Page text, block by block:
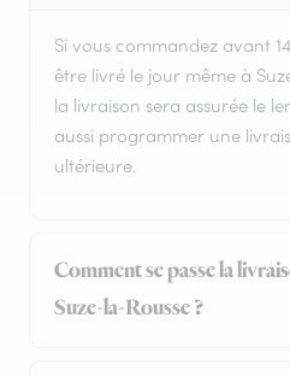
Si vous commandez avant
être livré le jour même à
la livraison sera assurée le
aussi programmer une
ultérieure.
Comment se passe la
Suze-la-Rousse ?